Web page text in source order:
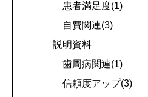
患者満足度(1)
自費関連(3)
説明資料
歯周病関連(1)
信頼度アップ(3)